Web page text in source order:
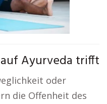
Ayurveda trifft
oder
die Offenheit des